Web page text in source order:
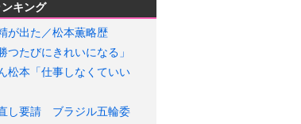
キング
が出た／松本薫略歴
つたびにきれいになる」
松本「仕事しなくていい
し要請 ブラジル五輪委